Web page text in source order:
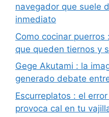
navegador que suele
inmediato
Como cocinar
que queden tiernos y
Gege Akutami : la
generado debate
Escurreplatos : el
provoca cal en tu